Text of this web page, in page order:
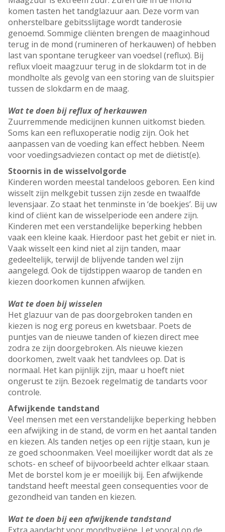
komen tasten het tandglazuur aan. Deze vorm van
onherstelbare gebitsslijtage wordt tanderosie
genoemd. Sommige cliënten brengen de maaginhoud
terug in de mond (rumineren of herkauwen) of hebben
last van spontane terugkeer van voedsel (reflux). Bij
reflux vloeit maagzuur terug in de slokdarm tot in de
mondholte als gevolg van een storing van de sluitspier
tussen de slokdarm en de maag.
Wat te doen bij reflux of herkauwen
Zuurremmende medicijnen kunnen uitkomst bieden.
Soms kan een refluxoperatie nodig zijn. Ook het
aanpassen van de voeding kan effect hebben. Neem
voor voedingsadviezen contact op met de diëtist(e).
Stoornis in de wisselvolgorde
Kinderen worden meestal tandeloos geboren. Een kind
wisselt zijn melkgebit tussen zijn zesde en twaalfde
levensjaar. Zo staat het tenminste in ‘de boekjes’. Bij uw
kind of cliënt kan de wisselperiode een andere zijn.
Kinderen met een verstandelijke beperking hebben
vaak een kleine kaak. Hierdoor past het gebit er niet in.
Vaak wisselt een kind niet al zijn tanden, maar
gedeeltelijk, terwijl de blijvende tanden wel zijn
aangelegd. Ook de tijdstippen waarop de tanden en
kiezen doorkomen kunnen afwijken.
Wat te doen bij wisselen
Het glazuur van de pas doorgebroken tanden en
kiezen is nog erg poreus en kwetsbaar. Poets de
puntjes van de nieuwe tanden of kiezen direct mee
zodra ze zijn doorgebroken. Als nieuwe kiezen
doorkomen, zwelt vaak het tandvlees op. Dat is
normaal. Het kan pijnlijk zijn, maar u hoeft niet
ongerust te zijn. Bezoek regelmatig de tandarts voor
controle.
Afwijkende tandstand
Veel mensen met een verstandelijke beperking hebben
een afwijking in de stand, de vorm en het aantal tanden
en kiezen. Als tanden netjes op een rijtje staan, kun je
ze goed schoonmaken. Veel moeilijker wordt dat als ze
schots- en scheef of bijvoorbeeld achter elkaar staan.
Met de borstel kom je er moeilijk bij. Een afwijkende
tandstand heeft meestal geen consequenties voor de
gezondheid van tanden en kiezen.
Wat te doen bij een afwijkende tandstand